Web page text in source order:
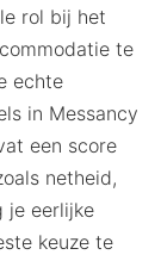
rol bij het
te
echte
in Messancy
een score
netheid,
je eerlijke
keuze te